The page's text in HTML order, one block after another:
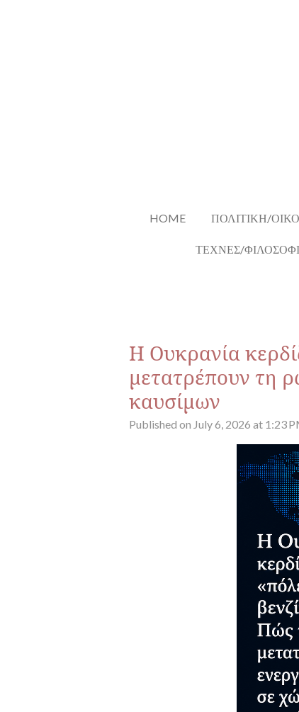
HOME ΠΟΛΙΤΙΚΗ/
ΤΕΧΝΕΣ/
Η Ουκρανία
μετατρέπουν τη
καυσίμων
Published on July 6, 2026 at 1:23